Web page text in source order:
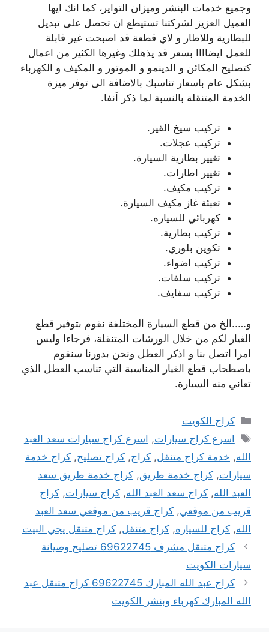
وجميع خدمات البنشر وميزان التواير، كما انك ايها
العميل العزيز لشركتنا تستيطع ان تحصل على تبديل
للبطارية وللاطار و لاي قطعة قد اصبحت غير قابلة
للعمل ايضاااا بسعر قد يذهلك وغيرها الكثير من اعمال
كتصليح المكائن و الدينمو و الموتور و المكيف و الكهرباء
بشكل عام باسعار تناسبك بالاضافة الى توفر ميزة
الخدمة المتنقلة بالنسبة لما ذكر آنفا.
تركيب سيخ القير.
تركيب عجلات.
تغيير بطارية السيارة.
تغيير اطارات.
تركيب مكيف.
تعبئة غاز مكيف السيارة.
كهربائي للسياره.
تركيب بطارية.
تكوين بلوري.
تركيب اضواء.
تركيب سلفات.
تركيب سفايف.
و…..الخ من قطع السيارة المختلفة نقوم بتوفير قطع
الغيار لكم من خلال الورشات المتنقلة، فرجاءا وليس
امرا اتصل بنا و اذكر العطل ونحن بدورنا سنقوم
باصطحاب قطع الغيار المناسبة التي تناسب العطل الذي
تعاني منه السيارة.
التصنيفات
كراج الكويت
الوسوم
اسرع كراج سيارات, اسرع كراج سيارات سعد العبد
الله, خدمة كراج متنقل, كراج, كراج تصليح, كراج خدمة
سيارات, كراج خدمة طريق, كراج خدمة طريق سعد
العبد الله, كراج سعد العبد الله, كراج سيارات, كراج
قريب من موقعي, كراج قريب من موقعي سعد العبد
الله, كراج للسياره, كراج متنقل, كراج متنقل يجي البيت
كراج متنقل مشرف 69622745 تصليح وصيانة
سيارات الكويت
كراج عبد الله المبارك 69622745 كراج متنقل عبد
الله المبارك كهرباء وبنشر الكويت